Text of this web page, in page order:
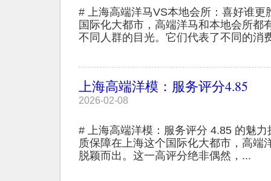
# 上海高端洋马VS本地会所：喜好谁更
国际化大都市，高端洋马和本地会所都
不同人群的目光。它们代表了不同的消
上海高端洋模：服务评分4.85
2026-02-08
# 上海高端洋模：服务评分 4.85 的魅
质保障在上海这个国际化大都市，高端
脱颖而出。这一高评分绝非偶然，...